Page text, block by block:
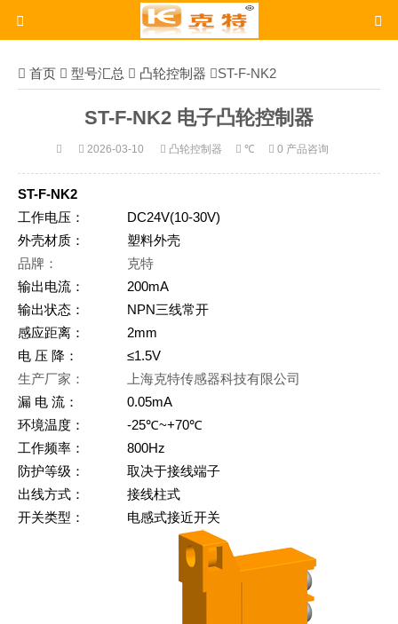
首页 型号汇总 凸轮控制器 ST-F-NK2
ST-F-NK2 电子凸轮控制器
2026-03-10 凸轮控制器 ℃ 0 产品咨询
ST-F-NK2
工作电压：
DC24V(10-30V)
外壳材质：
塑料外壳
品牌：
克特
输出电流：
200mA
输出状态：
NPN三线常开
感应距离：
2mm
电 压 降：
≤1.5V
生产厂家：
上海克特传感器科技有限公司
漏 电 流：
0.05mA
环境温度：
-25℃~+70℃
工作频率：
800Hz
防护等级：
取决于接线端子
出线方式：
接线柱式
开关类型：
电感式接近开关